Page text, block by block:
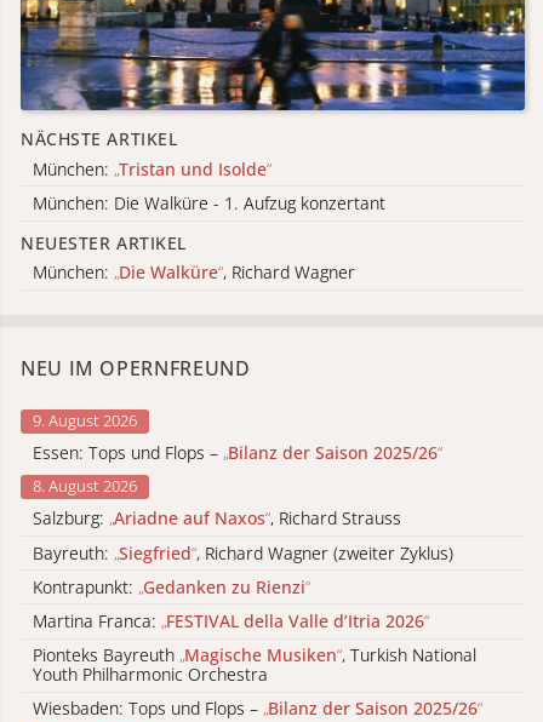
NÄCHSTE ARTIKEL
München: „Tristan und Isolde“
München: Die Walküre - 1. Aufzug konzertant
NEUESTER ARTIKEL
München: „Die Walküre“, Richard Wagner
NEU IM OPERNFREUND
9. August 2026
Essen: Tops und Flops – „Bilanz der Saison 2025/26“
8. August 2026
Salzburg: „Ariadne auf Naxos“, Richard Strauss
Bayreuth: „Siegfried“, Richard Wagner (zweiter Zyklus)
Kontrapunkt: „Gedanken zu Rienzi“
Martina Franca: „FESTIVAL della Valle d’Itria 2026“
Pionteks Bayreuth „Magische Musiken“, Turkish National
Youth Philharmonic Orchestra
Wiesbaden: Tops und Flops – „Bilanz der Saison 2025/26“